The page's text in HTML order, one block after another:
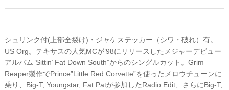
シュリンク付(上部全裂け)・ジャケステッカー（シワ・破れ）有。
US Org。テキサスの人気MCが’98にリリースしたメジャーデビュー
アルバム”Sittin’ Fat Down South”からのシングルカット。Grim
Reaper製作でPrince”Little Red Corvette”を使ったメロウチューンに
乗り、Big-T, Youngstar, Fat Patが参加したRadio Edit、さらにBig-T,